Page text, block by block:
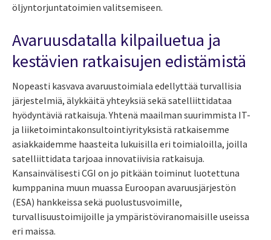
öljyntorjuntatoimien valitsemiseen.
Avaruusdatalla kilpailuetua ja
kestävien ratkaisujen edistämistä
Nopeasti kasvava avaruustoimiala edellyttää turvallisia
järjestelmiä, älykkäitä yhteyksiä sekä satelliittidataa
hyödyntäviä ratkaisuja. Yhtenä maailman suurimmista IT-
ja liiketoimintakonsultointiyrityksistä ratkaisemme
asiakkaidemme haasteita lukuisilla eri toimialoilla, joilla
satelliittidata tarjoaa innovatiivisia ratkaisuja.
Kansainvälisesti CGI on jo pitkään toiminut luotettuna
kumppanina muun muassa Euroopan avaruusjärjestön
(ESA) hankkeissa sekä puolustusvoimille,
turvallisuustoimijoille ja ympäristöviranomaisille useissa
eri maissa.